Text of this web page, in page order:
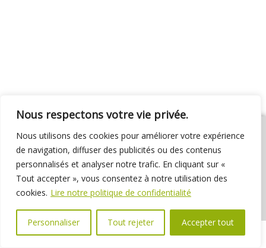
Nous respectons votre vie privée.
Nous utilisons des cookies pour améliorer votre expérience
de navigation, diffuser des publicités ou des contenus
personnalisés et analyser notre trafic. En cliquant sur «
Tout accepter », vous consentez à notre utilisation des
cookies. Lire notre politique de confidentialité
Personnaliser Tout rejeter Accepter tout
01 69 31 72 10 01 69 31 37 31
Nous contacter
Espace élus
Marchés publics Délibérations